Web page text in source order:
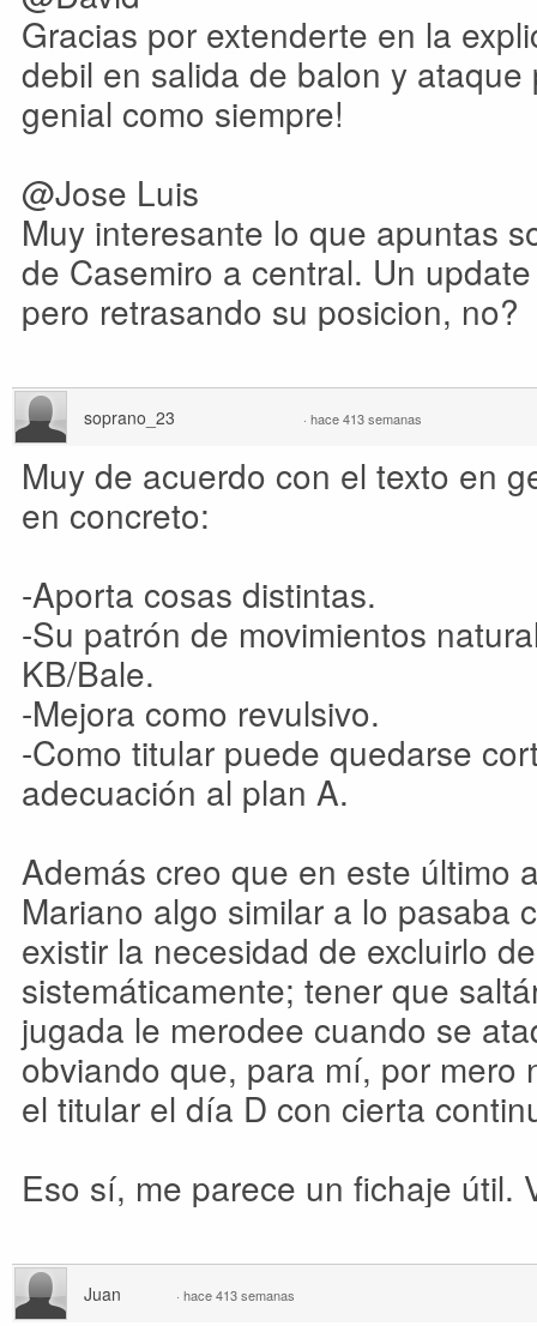
Gracias por extenderte en la
debil en salida de balon y
genial como siempre!
@Jose Luis
Muy interesante lo que apuntas
de Casemiro a central. Un
pero retrasando su posicion, no?
soprano_23 · hace 413 semanas
Muy de acuerdo con el texto en
en concreto:
-Aporta cosas distintas.
-Su patrón de movimientos
KB/Bale.
-Mejora como revulsivo.
-Como titular puede quedarse
adecuación al plan A.
Además creo que en este último
Mariano algo similar a lo pasaba
existir la necesidad de excluirlo
sistemáticamente; tener que
jugada le merodee cuando se
obviando que, para mí, por mero
el titular el día D con cierta
Eso sí, me parece un fichaje útil.
Juan · hace 413 semanas